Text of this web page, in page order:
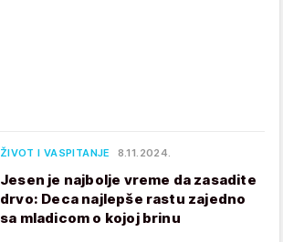
ŽIVOT I VASPITANJE 8.11.2024.
Jesen je najbolje vreme da zasadite
drvo: Deca najlepše rastu zajedno
sa mladicom o kojoj brinu